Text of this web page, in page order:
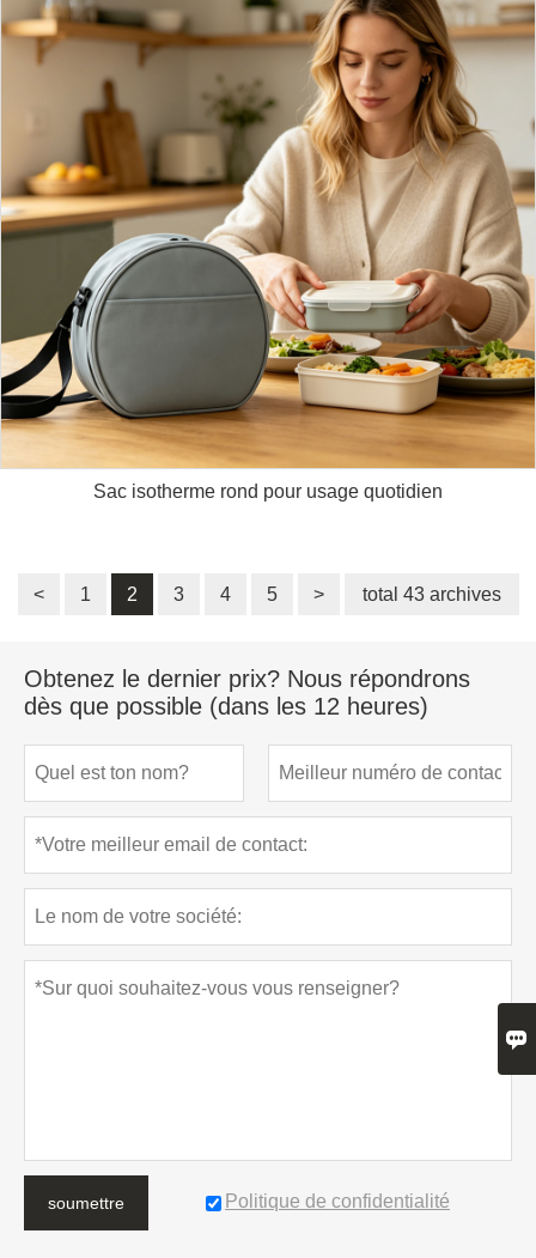
Sac isotherme rond pour usage quotidien
< 1 2 3 4 5 > total 43 archives
Obtenez le dernier prix? Nous répondrons
dès que possible (dans les 12 heures)
soumettre Politique de confidentialité
